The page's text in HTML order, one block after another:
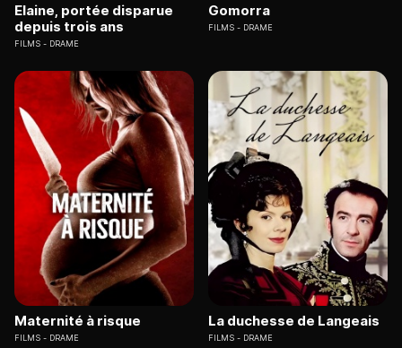
Elaine, portée disparue
depuis trois ans
FILMS DRAME
Gomorra
FILMS DRAME
Maternité à risque
FILMS DRAME
La duchesse de Langeais
FILMS DRAME